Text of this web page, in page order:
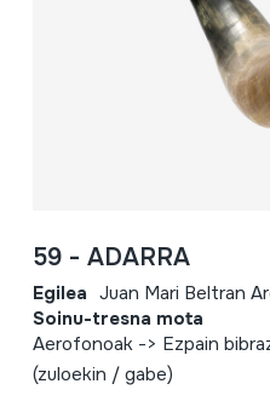
59 - ADARRA
Egilea Juan Mari Beltran
Soinu-tresna mota
Aerofonoak -> Ezpain
(zuloekin / gabe)